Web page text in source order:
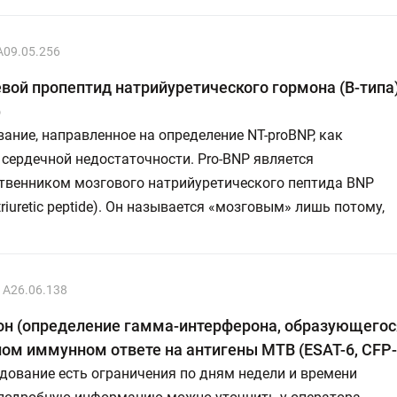
пропептид натрийуретического гормона (В-
направленное на определение NT-proBNP, как
недостаточности. Рro-BNP является
мозгового натрийуретического пептида BNP
peptide). Он называется «мозговым» лишь потому,
A26.06.138
(определение гамма-интерферона,
иммунном ответе на антигены МТВ (ESAT-6,
есть ограничения по дням недели и времени